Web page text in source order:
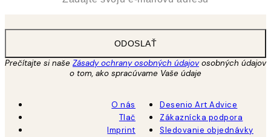
ODOSLAŤ
Prečítajte si naše Zásady ochrany osobných údajovosobných údajov
o tom, ako spracúvame Vaše údaje
O nás
Tlač
Imprint
Desenio Art Advice
Zákaznícka podpora
Sledovanie objednávky